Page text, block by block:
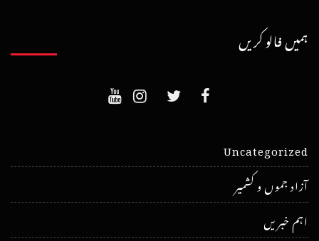
ہمیں فالو کریں
Uncategorized
آزاد جموں و کشمیر
اہم خبریں